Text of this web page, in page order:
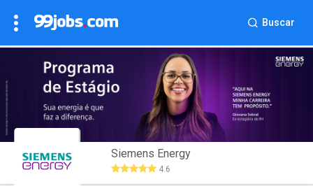
Buscar
Siemens Energy
4.6